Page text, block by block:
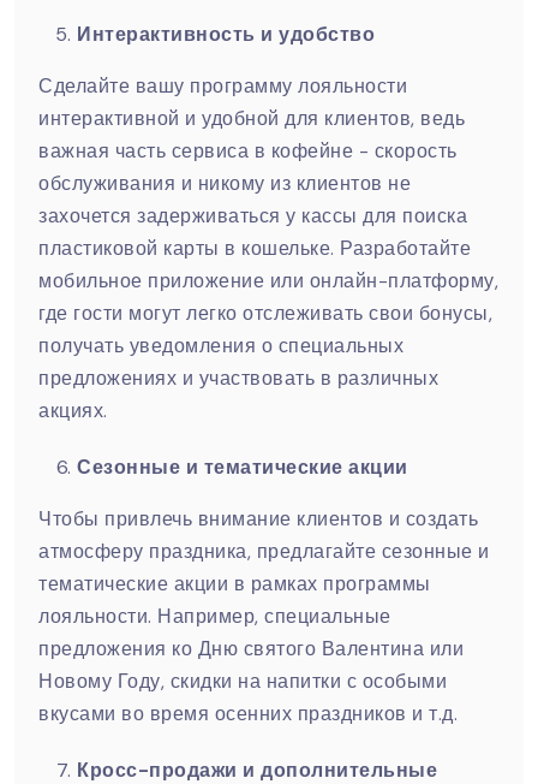
Интерактивность и удобство
Сделайте вашу программу лояльности
интерактивной и удобной для клиентов, ведь
важная часть сервиса в кофейне - скорость
обслуживания и никому из клиентов не
захочется задерживаться у кассы для поиска
пластиковой карты в кошельке. Разработайте
мобильное приложение или онлайн-платформу,
где гости могут легко отслеживать свои бонусы,
получать уведомления о специальных
предложениях и участвовать в различных
акциях.
Сезонные и тематические акции
Чтобы привлечь внимание клиентов и создать
атмосферу праздника, предлагайте сезонные и
тематические акции в рамках программы
лояльности. Например, специальные
предложения ко Дню святого Валентина или
Новому Году, скидки на напитки с особыми
вкусами во время осенних праздников и т.д.
Кросс-продажи и дополнительные